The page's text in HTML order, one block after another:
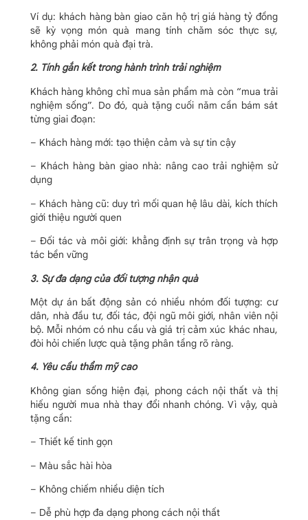
Ví dụ: khách hàng bàn giao căn hộ trị giá hàng tỷ đồng
sẽ kỳ vọng món quà mang tính chăm sóc thực sự,
không phải món quà đại trà.
2. Tính gắn kết trong hành trình trải nghiệm
Khách hàng không chỉ mua sản phẩm mà còn “mua trải
nghiệm sống”. Do đó, quà tặng cuối năm cần bám sát
từng giai đoạn:
– Khách hàng mới: tạo thiện cảm và sự tin cậy
– Khách hàng bàn giao nhà: nâng cao trải nghiệm sử
dụng
– Khách hàng cũ: duy trì mối quan hệ lâu dài, kích thích
giới thiệu người quen
– Đối tác và môi giới: khẳng định sự trân trọng và hợp
tác bền vững
3. Sự đa dạng của đối tượng nhận quà
Một dự án bất động sản có nhiều nhóm đối tượng: cư
dân, nhà đầu tư, đối tác, đội ngũ môi giới, nhân viên nội
bộ. Mỗi nhóm có nhu cầu và giá trị cảm xúc khác nhau,
đòi hỏi chiến lược quà tặng phân tầng rõ ràng.
4. Yêu cầu thẩm mỹ cao
Không gian sống hiện đại, phong cách nội thất và thị
hiếu người mua nhà thay đổi nhanh chóng. Vì vậy, quà
tặng cần:
– Thiết kế tinh gọn
– Màu sắc hài hòa
– Không chiếm nhiều diện tích
– Dễ phù hợp đa dạng phong cách nội thất